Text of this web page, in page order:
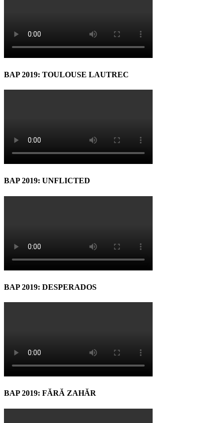
BAP 2019: TOULOUSE LAUTREC
BAP 2019: UNFLICTED
BAP 2019: DESPERADOS
BAP 2019: FĂRĂ ZAHĂR